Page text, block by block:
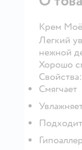
Крем Моё
Легкий
нежной
Хорошо
Свойства:
Смягчает